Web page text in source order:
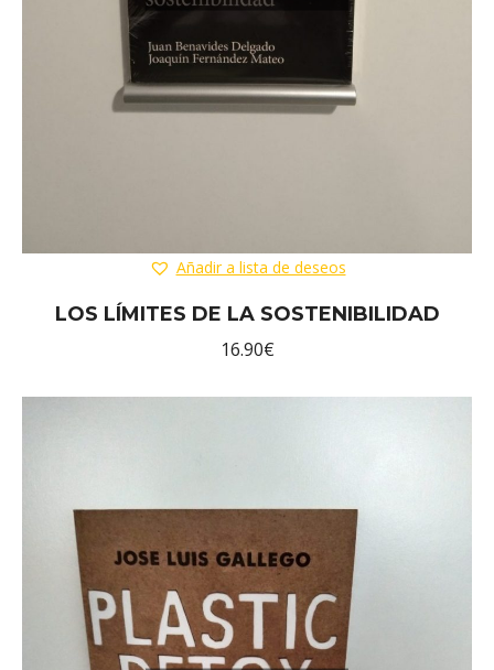
Añadir a lista de deseos
LOS LÍMITES DE LA SOSTENIBILIDAD
16.90€